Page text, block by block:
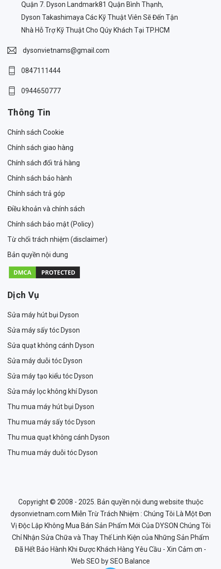
Quận 7. Dyson Landmark81 Quận Bình Thạnh,
Dyson Takashimaya Các Kỹ Thuật Viên Sẽ Đến Tận
Nhà Hỗ Trợ Kỹ Thuật Cho Qúy Khách Tại TP.HCM
dysonvietnams@gmail.com
0847111444
0944650777
Thông Tin
Chính sách Cookie
Chính sách giao hàng
Chính sách đổi trả hàng
Chính sách bảo hành
Chính sách trả góp
Điều khoản và chính sách
Chính sách bảo mật (Policy)
Từ chối trách nhiệm (disclaimer)
Bản quyền nội dung
Dịch Vụ
Sửa máy hút bụi Dyson
Sửa máy sấy tóc Dyson
Sửa quạt không cánh Dyson
Sửa máy duỗi tóc Dyson
Sửa máy tạo kiểu tóc Dyson
Sửa máy lọc không khí Dyson
Thu mua máy hút bụi Dyson
Thu mua máy sấy tóc Dyson
Thu mua quạt không cánh Dyson
Thu mua máy duỗi tóc Dyson
Copyright © 2008 - 2025. Bản quyền nội dung website thuộc
dysonvietnam.com Miễn Trừ Trách Nhiệm : Chúng Tôi Là Một Đơn
Vị Độc Lập Không Mua Bán Sản Phẩm Mới Của DYSON Chúng Tôi
Chỉ Nhận Sửa Chữa và Thay Thế Linh Kiện của Những Sản Phẩm
Đã Hết Bảo Hành Khi Được Khách Hàng Yêu Cầu - Xin Cảm ơn -
Web SEO by SEO Balance